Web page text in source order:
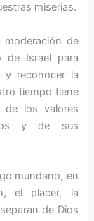
miserias.
de
de Israel para
y reconocer la
tiempo tiene
de los valores
y de sus
mundano, en
el placer, la
de Dios